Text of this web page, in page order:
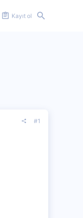
Kayıt ol
#1